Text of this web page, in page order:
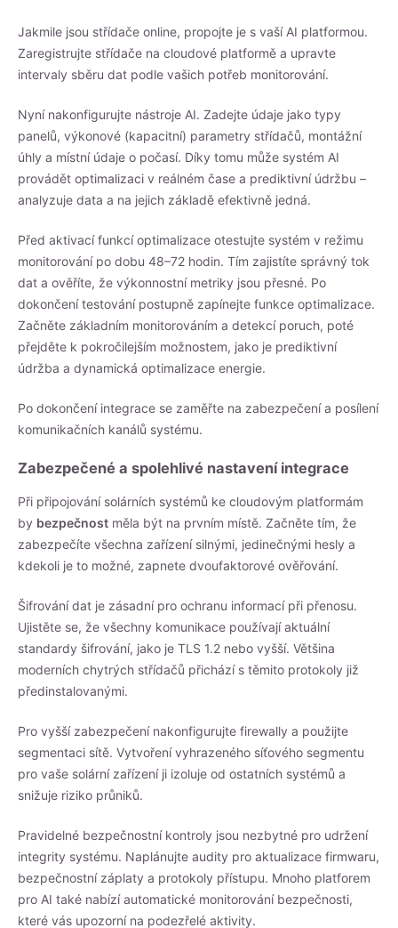
Jakmile jsou střídače online, propojte je s vaší AI platformou.
Zaregistrujte střídače na cloudové platformě a upravte
intervaly sběru dat podle vašich potřeb monitorování.
Nyní nakonfigurujte nástroje AI. Zadejte údaje jako typy
panelů, výkonové (kapacitní) parametry střídačů, montážní
úhly a místní údaje o počasí. Díky tomu může systém AI
provádět optimalizaci v reálném čase a prediktivní údržbu –
analyzuje data a na jejich základě efektivně jedná.
Před aktivací funkcí optimalizace otestujte systém v režimu
monitorování po dobu 48–72 hodin. Tím zajistíte správný tok
dat a ověříte, že výkonnostní metriky jsou přesné. Po
dokončení testování postupně zapínejte funkce optimalizace.
Začněte základním monitorováním a detekcí poruch, poté
přejděte k pokročilejším možnostem, jako je prediktivní
údržba a dynamická optimalizace energie.
Po dokončení integrace se zaměřte na zabezpečení a posílení
komunikačních kanálů systému.
Zabezpečené a spolehlivé nastavení integrace
Při připojování solárních systémů ke cloudovým platformám
by bezpečnost měla být na prvním místě. Začněte tím, že
zabezpečíte všechna zařízení silnými, jedinečnými hesly a
kdekoli je to možné, zapnete dvoufaktorové ověřování.
Šifrování dat je zásadní pro ochranu informací při přenosu.
Ujistěte se, že všechny komunikace používají aktuální
standardy šifrování, jako je TLS 1.2 nebo vyšší. Většina
moderních chytrých střídačů přichází s těmito protokoly již
předinstalovanými.
Pro vyšší zabezpečení nakonfigurujte firewally a použijte
segmentaci sítě. Vytvoření vyhrazeného síťového segmentu
pro vaše solární zařízení ji izoluje od ostatních systémů a
snižuje riziko průniků.
Pravidelné bezpečnostní kontroly jsou nezbytné pro udržení
integrity systému. Naplánujte audity pro aktualizace firmwaru,
bezpečnostní záplaty a protokoly přístupu. Mnoho platforem
pro AI také nabízí automatické monitorování bezpečnosti,
které vás upozorní na podezřelé aktivity.